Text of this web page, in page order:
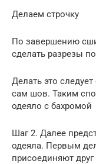
Делаем строчку
По завершению
сделать разрезы
Делать это
сам шов. Таким
одеяло с бахромой
Шаг 2. Далее
одеяла. Первым
присоединяют